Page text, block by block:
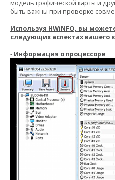
модель графической карты и
быть важны при проверке
Используя HWiNFO, вы
следующих аспектах вашего
- Информация о процессоре